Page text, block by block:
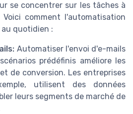
se concentrer sur les tâches à
comment l'automatisation
quotidien :
Automatiser l'envoi d'e-mails
prédéfinis améliore les
de conversion. Les entreprises
utilisent des données
leurs segments de marché de